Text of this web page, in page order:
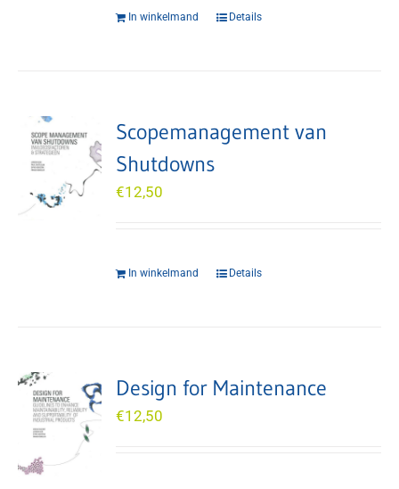
In winkelmand Details
Scopemanagement van
Shutdowns
€12,50
In winkelmand Details
Design for Maintenance
€12,50